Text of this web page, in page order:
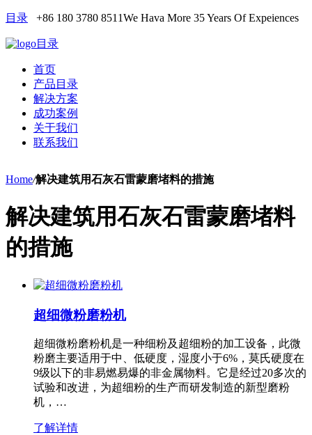
目录 +86 180 3780 8511We Hava More 35 Years Of Expeiences
目录
首页
产品目录
解决方案
成功案例
关于我们
联系我们
Home/解决建筑用石灰石雷蒙磨堵料的措施
解决建筑用石灰石雷蒙磨堵料
的措施
超细微粉磨粉机
超细微粉磨粉机是一种细粉及超细粉的加工设备，此微
粉磨主要适用于中、低硬度，湿度小于6%，莫氏硬度在
9级以下的非易燃易爆的非金属物料。它是经过20多次的
试验和改进，为超细粉的生产而研发制造的新型磨粉
机，…
了解详情